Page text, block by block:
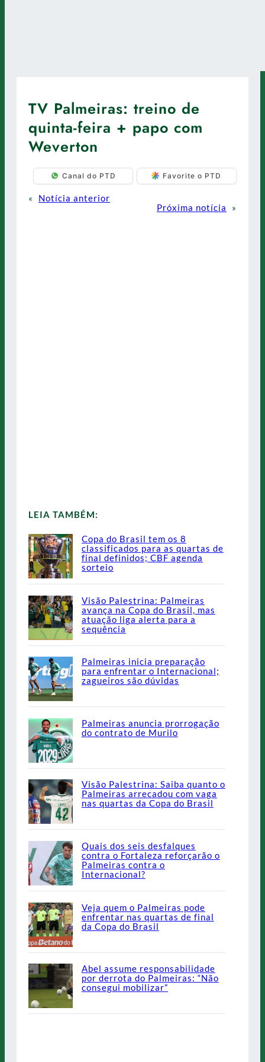
TV Palmeiras: treino de
quinta-feira + papo com
Weverton
Canal do PTD Favorite o PTD
«
Notícia anterior
Próxima notícia
»
LEIA TAMBÉM:
Copa do Brasil tem os 8
classificados para as quartas de
final definidos; CBF agenda
sorteio
Visão Palestrina: Palmeiras
avança na Copa do Brasil, mas
atuação liga alerta para a
sequência
Palmeiras inicia preparação
para enfrentar o Internacional;
zagueiros são dúvidas
Palmeiras anuncia prorrogação
do contrato de Murilo
Visão Palestrina: Saiba quanto o
Palmeiras arrecadou com vaga
nas quartas da Copa do Brasil
Quais dos seis desfalques
contra o Fortaleza reforçarão o
Palmeiras contra o
Internacional?
Veja quem o Palmeiras pode
enfrentar nas quartas de final
da Copa do Brasil
Abel assume responsabilidade
por derrota do Palmeiras: “Não
consegui mobilizar”